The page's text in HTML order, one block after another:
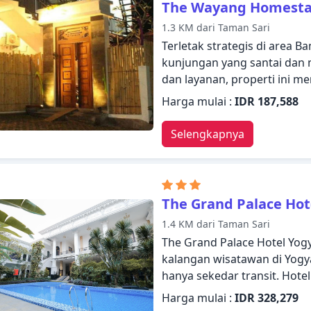
akan meningkatkan
mengunjungi Yogyakarta,
Anda langsung merasa
The Wayang
1.3 KM dari Taman Sari
Terletak strategis di area
kunjungan yang santai dan
dan layanan, properti ini
untuk bermalam dengan
WiFi gratis di semua
cepat, penyimpanan
dirancang dengan baik dan
instan gratis, teh gratis,
berkeliling seharian dalam
fasilitas seperti pijat, taman,
menggabungkan
indah untuk membuat
terlupakan.
Harga mulai :IDR 187,588
Selengkapnya
The Grand Palace
1.4 KM dari Taman Sari
The Grand Palace Hotel
kalangan wisatawan di
hanya sekedar transit.
fasilitas yang dirancang
Harga mulai :IDR 328,279